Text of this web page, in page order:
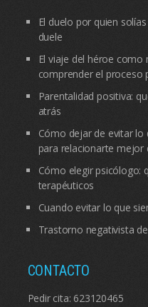
El duelo por quien
duele
El viaje del héroe
comprender el proceso
Parentalidad positiva:
atrás
Cómo dejar de evitar lo
para relacionarte mejor
Cómo elegir psicólogo:
terapéuticos
Cuando evitar lo que
Trastorno negativista
CONTACTO
Pedir cita: 623120465